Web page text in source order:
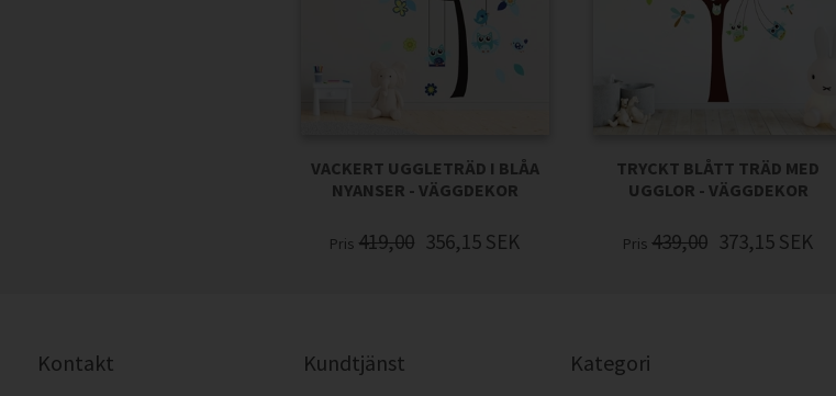
VACKERT UGGLETRÄD I BLÅA
NYANSER - VÄGGDEKOR
Pris 419,00 356,15 SEK
TRYCKT BLÅTT TRÄD MED
UGGLOR - VÄGGDEKOR
Pris439,00 373,15 SEK
Kontakt Kundtjänst Kategori